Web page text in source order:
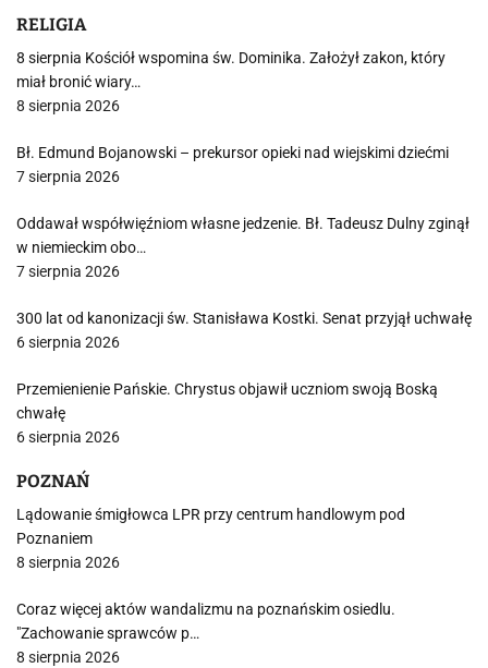
RELIGIA
8 sierpnia Kościół wspomina św. Dominika. Założył zakon, który
miał bronić wiary…
8 sierpnia 2026
Bł. Edmund Bojanowski – prekursor opieki nad wiejskimi dziećmi
7 sierpnia 2026
Oddawał współwięźniom własne jedzenie. Bł. Tadeusz Dulny zginął
w niemieckim obo…
7 sierpnia 2026
300 lat od kanonizacji św. Stanisława Kostki. Senat przyjął uchwałę
6 sierpnia 2026
Przemienienie Pańskie. Chrystus objawił uczniom swoją Boską
chwałę
6 sierpnia 2026
POZNAŃ
Lądowanie śmigłowca LPR przy centrum handlowym pod
Poznaniem
8 sierpnia 2026
Coraz więcej aktów wandalizmu na poznańskim osiedlu.
"Zachowanie sprawców p…
8 sierpnia 2026